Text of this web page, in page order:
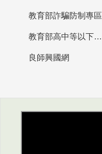
教育部詐騙防制專區
教育部高中等以下學校及幼兒園教師資格檢定考試
良師興國網